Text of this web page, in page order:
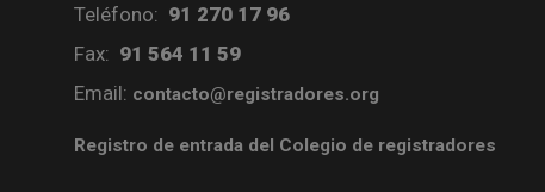
Teléfono: 91 270 17 96
Fax: 91 564 11 59
Email: contacto@registradores.org
Registro de entrada del Colegio de registradores